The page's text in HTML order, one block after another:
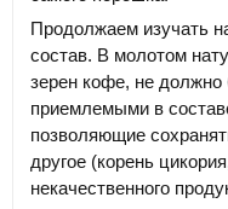
Продолжаем изучать
состав. В молотом
зерен кофе, не
приемлемыми в
позволяющие
другое (корень
некачественного